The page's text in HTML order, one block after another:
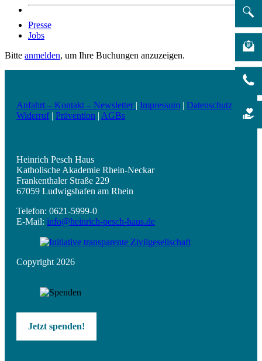
Presse
Jobs
Bitte anmelden, um Ihre Buchungen anzuzeigen.
Anfahrt – Kontakt – Newsletter | Impressum | Datenschutz
Widerruf| Prävention | AGBs
Heinrich Pesch Haus
Katholische Akademie Rhein-Neckar
Frankenthaler Straße 229
67059 Ludwigshafen am Rhein
Telefon: 0621-5999-0
E-Mail: info@heinrich-pesch-haus.de
Copyright 2026
Jetzt spenden!